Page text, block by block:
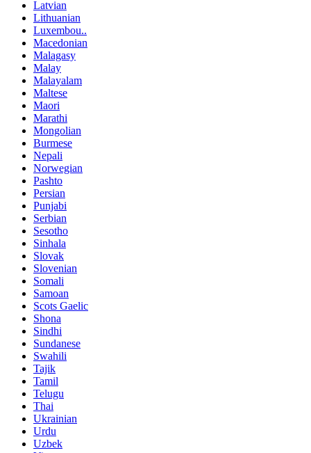
Latvian
Lithuanian
Luxembou..
Macedonian
Malagasy
Malay
Malayalam
Maltese
Maori
Marathi
Mongolian
Burmese
Nepali
Norwegian
Pashto
Persian
Punjabi
Serbian
Sesotho
Sinhala
Slovak
Slovenian
Somali
Samoan
Scots Gaelic
Shona
Sindhi
Sundanese
Swahili
Tajik
Tamil
Telugu
Thai
Ukrainian
Urdu
Uzbek